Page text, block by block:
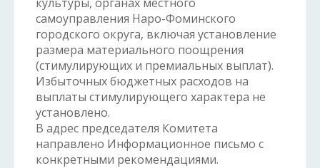
самоуправления Наро-Фоминского
городского округа, включая установление
размера материального поощрения
(стимулирующих и премиальных выплат).
Избыточных бюджетных расходов на
выплаты стимулирующего характера не
установлено.
В адрес председателя Комитета
направлено Информационное письмо с
конкретными рекомендациями.